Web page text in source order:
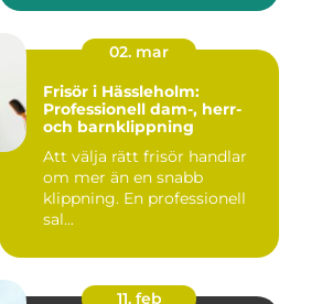
02. mar
Frisör i Hässleholm:
Professionell dam-, herr-
och barnklippning
Att välja rätt frisör handlar
om mer än en snabb
klippning. En professionell
sal...
11. feb